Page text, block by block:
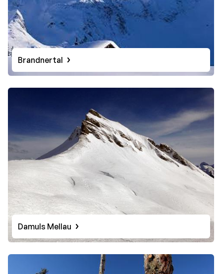
Brandnertal
Damuls Mellau